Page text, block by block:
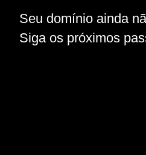
Seu domínio ainda
Siga os próximos